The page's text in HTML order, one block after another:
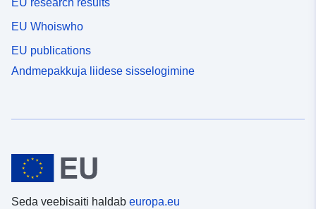
EU research results
EU Whoiswho
EU publications
Andmepakkuja liidese sisselogimine
Seda veebisaiti haldab europa.eu